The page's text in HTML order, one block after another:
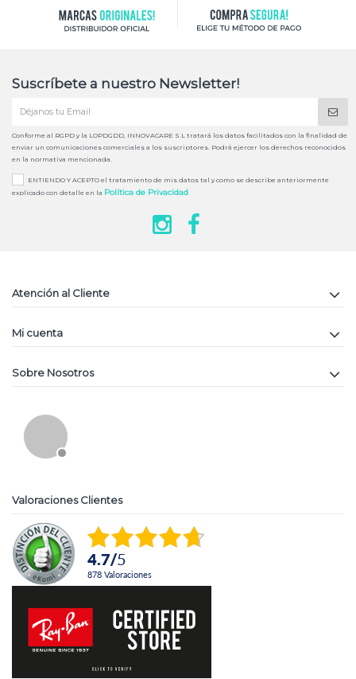
Suscríbete a nuestro Newsletter!
Conforme al RGPD y la LOPDGDD, INNOVACARE S.L tratará los datos facilitados con la finalidad de
enviar un comunicaciones comerciales a los suscriptores. Podrá ejercer los derechos reconocidos
en la normativa mencionada.
ENTIENDO Y ACEPTO el tratamiento de mis datos tal y como se describe anteriormente
explicado con detalle en la Política de Privacidad
Atención al Cliente
Mi cuenta
Sobre Nosotros
Valoraciones Clientes
4.7/5
878 Valoraciones